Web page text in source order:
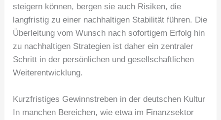
steigern können, bergen sie auch Risiken, die
langfristig zu einer nachhaltigen Stabilität führen. Die
Überleitung vom Wunsch nach sofortigem Erfolg hin
zu nachhaltigen Strategien ist daher ein zentraler
Schritt in der persönlichen und gesellschaftlichen
Weiterentwicklung.
Kurzfristiges Gewinnstreben in der deutschen Kultur
In manchen Bereichen, wie etwa im Finanzsektor